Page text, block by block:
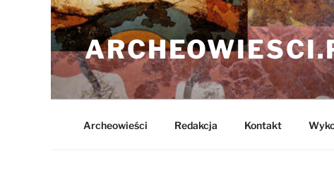
Przejdź
do
treści
Archeowieści Redakcja Kontakt